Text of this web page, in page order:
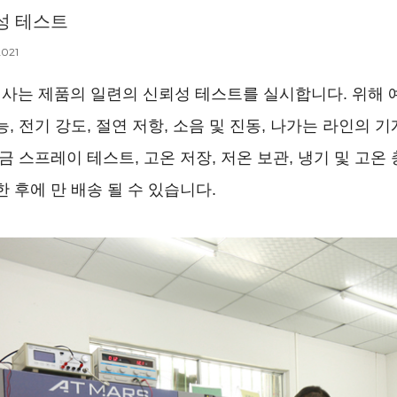
테스트
는 제품의 일련의 신뢰성 테스트를 실시합니다. 위해
, 전기 강도, 절연 저항, 소음 및 진동, 나가는 라인의
스프레이 테스트, 고온 저장, 저온 보관, 냉기 및 고
후에 만 배송 될 수 있습니다.